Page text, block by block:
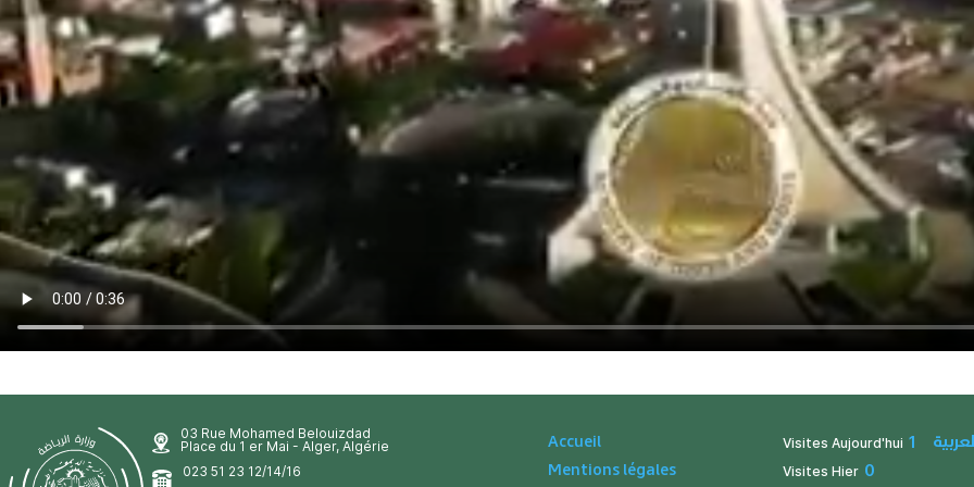
03 Rue Mohamed Belouizdad
Place du 1 er Mai - Alger, Algérie
023 51 23 12/14/16
Accueil
Mentions légales
Visites Aujourd'hui 1
Visites Hier 0